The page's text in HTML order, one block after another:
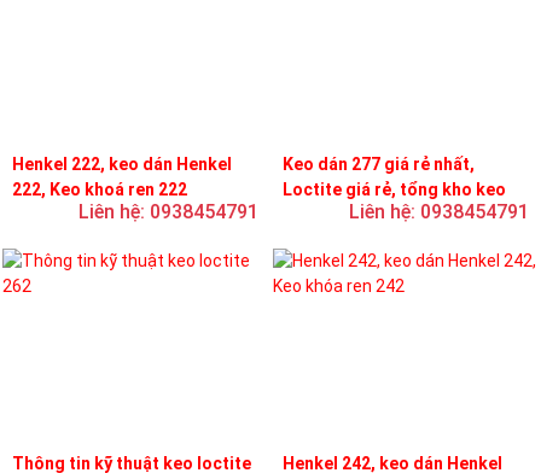
Henkel 222, keo dán Henkel
222, Keo khoá ren 222
Liên hệ: 0938454791
Keo dán 277 giá rẻ nhất,
Loctite giá rẻ, tổng kho keo
Liên hệ: 0938454791
Thông tin kỹ thuật keo loctite
Henkel 242, keo dán Henkel